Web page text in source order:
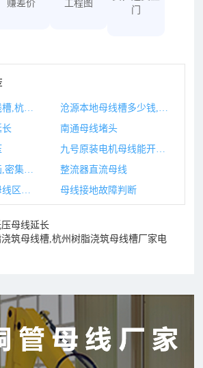
赚差价
工程图
门
长
南通母线堵头
九号原装电机母线能开多大,九号电机固定螺母是多大的
整流器直流母线
母线接地故障判断
母线延长
筑母线槽,杭州树脂浇筑母线槽厂家电